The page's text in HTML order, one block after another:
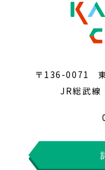
〒136-0071 東
JR総武線